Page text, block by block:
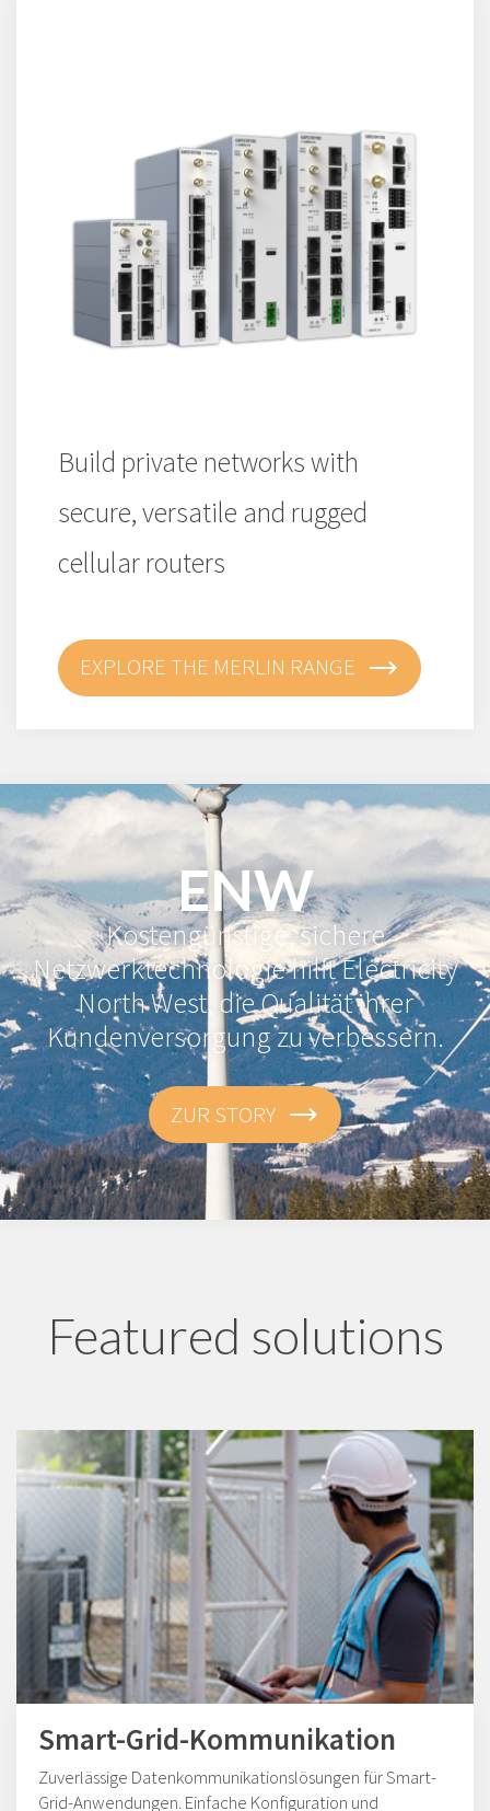
Build private networks with
secure, versatile and rugged
cellular routers
EXPLORE THE MERLIN RANGE
ENW
Kostengünstige, sichere
Netzwerktechnologie hilft Electricity
North West, die Qualität ihrer
Kundenversorgung zu verbessern.
ZUR STORY
Featured solutions
Smart-Grid-Kommunikation
Zuverlässige Datenkommunikationslösungen für Smart-
Grid-Anwendungen. Einfache Konfiguration und